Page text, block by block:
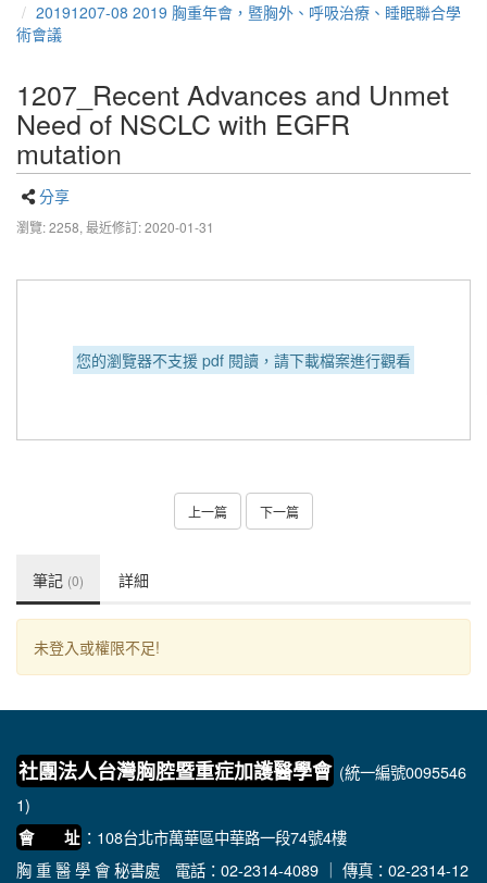
20191207-08 2019 胸重年會，暨胸外、呼吸治療、睡眠聯合學
術會議
1207_Recent Advances and Unmet
Need of NSCLC with EGFR
mutation
分享
瀏覽: 2258, 最近修訂: 2020-01-31
您的瀏覽器不支援 pdf 閱讀，請下載檔案進行觀看
上一篇 下一篇
筆記 (0) 詳細
未登入或權限不足!
社團法人台灣胸腔暨重症加護醫學會 (統一編號0095546
1)
會 址 ：108台北市萬華區中華路一段74號4樓
胸 重 醫 學 會 秘書處 電話：02-2314-4089 ｜ 傳真：02-2314-12